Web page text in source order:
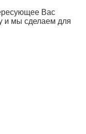
Вас
и мы сделаем для